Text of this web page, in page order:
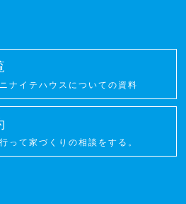
いて、ユーザーの同意を了承した場
た会社が、その業務遂行の目的の為に
会社との間で、個人情報を使用する
督をおこなうものとします。）
、消費者センター等、公的機関または
機関から開示を求められた場合。
ナイテハウスについての資料
って家づくりの相談をする。